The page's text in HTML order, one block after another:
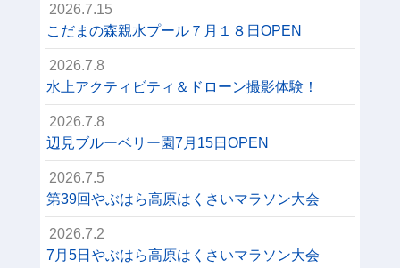
2026.7.15
こだまの森親水プール７月１８日OPEN
2026.7.8
水上アクティビティ＆ドローン撮影体験！
2026.7.8
辺見ブルーベリー園7月15日OPEN
2026.7.5
第39回やぶはら高原はくさいマラソン大会
2026.7.2
7月5日やぶはら高原はくさいマラソン大会